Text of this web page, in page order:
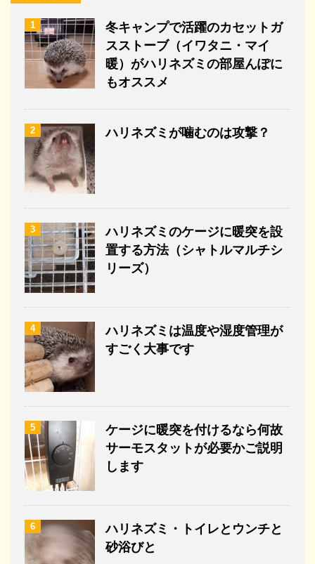
1
冬キャンプで活躍のカセットガ
スストーブ（イワタニ・マイ
暖）がハリネズミの部屋んぽに
もオススメ
2 ハリネズミが噛むのは攻撃？
3
ハリネズミのケージに暖突を設
置する方法（シャトルマルチシ
リーズ）
4
ハリネズミは温度や湿度管理が
すごく大事です
5
ケージに暖突を付けるなら何故
サーモスタットが必要かご説明
します
6
ハリネズミ・トイレとウンチと
砂浴びと